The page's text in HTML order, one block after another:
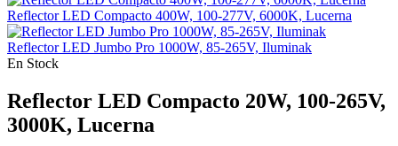
Reflector LED Compacto 400W, 100-277V, 6000K, Lucerna
Reflector LED Jumbo Pro 1000W, 85-265V, Iluminak
En Stock
Reflector LED Compacto 20W, 100-265V,
3000K, Lucerna